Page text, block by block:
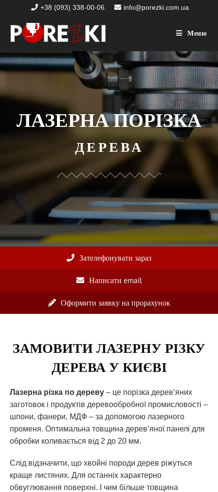
+38 (093) 338-00-06 info@porezki.com.ua
Меню
ЛАЗЕРНА ПОРІЗКА
ДЕРЕВА
Зателефонувати зараз
Написати email
Оформити заявку на прорахунок
ЗАМОВИТИ ЛАЗЕРНУ РІЗКУ
ДЕРЕВА У КИЄВІ
Лазерна різка по дереву – це порізка дерев’яних
заготовок і продуктів деревообробної промисловості –
шпони, фанери, МДФ – за допомогою лазерного
променя. Оптимальна товщина дерев’яної панелі для
обробки коливається від 2 до 20 мм.
Слід відзначити, що хвойні породи дерев ріжуться
краще листяних. Для останніх характерно
обвуглювання поверхні. І чим більше товщина